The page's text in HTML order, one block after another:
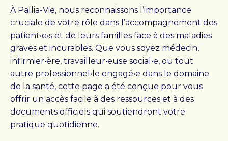
OFFRES D’EMPLOI
NOUVELLES
CONTACT
Rechercher :
À Pallia-Vie, nous reconnaissons l’importance
cruciale de votre rôle dans l’accompagnement des
patient•e•s et de leurs familles face à des maladies
graves et incurables. Que vous soyez médecin,
infirmier•ère, travailleur•euse social•e, ou tout
autre professionnel•le engagé•e dans le domaine
de la santé, cette page a été conçue pour vous
offrir un accès facile à des ressources et à des
documents officiels qui soutiendront votre
pratique quotidienne.